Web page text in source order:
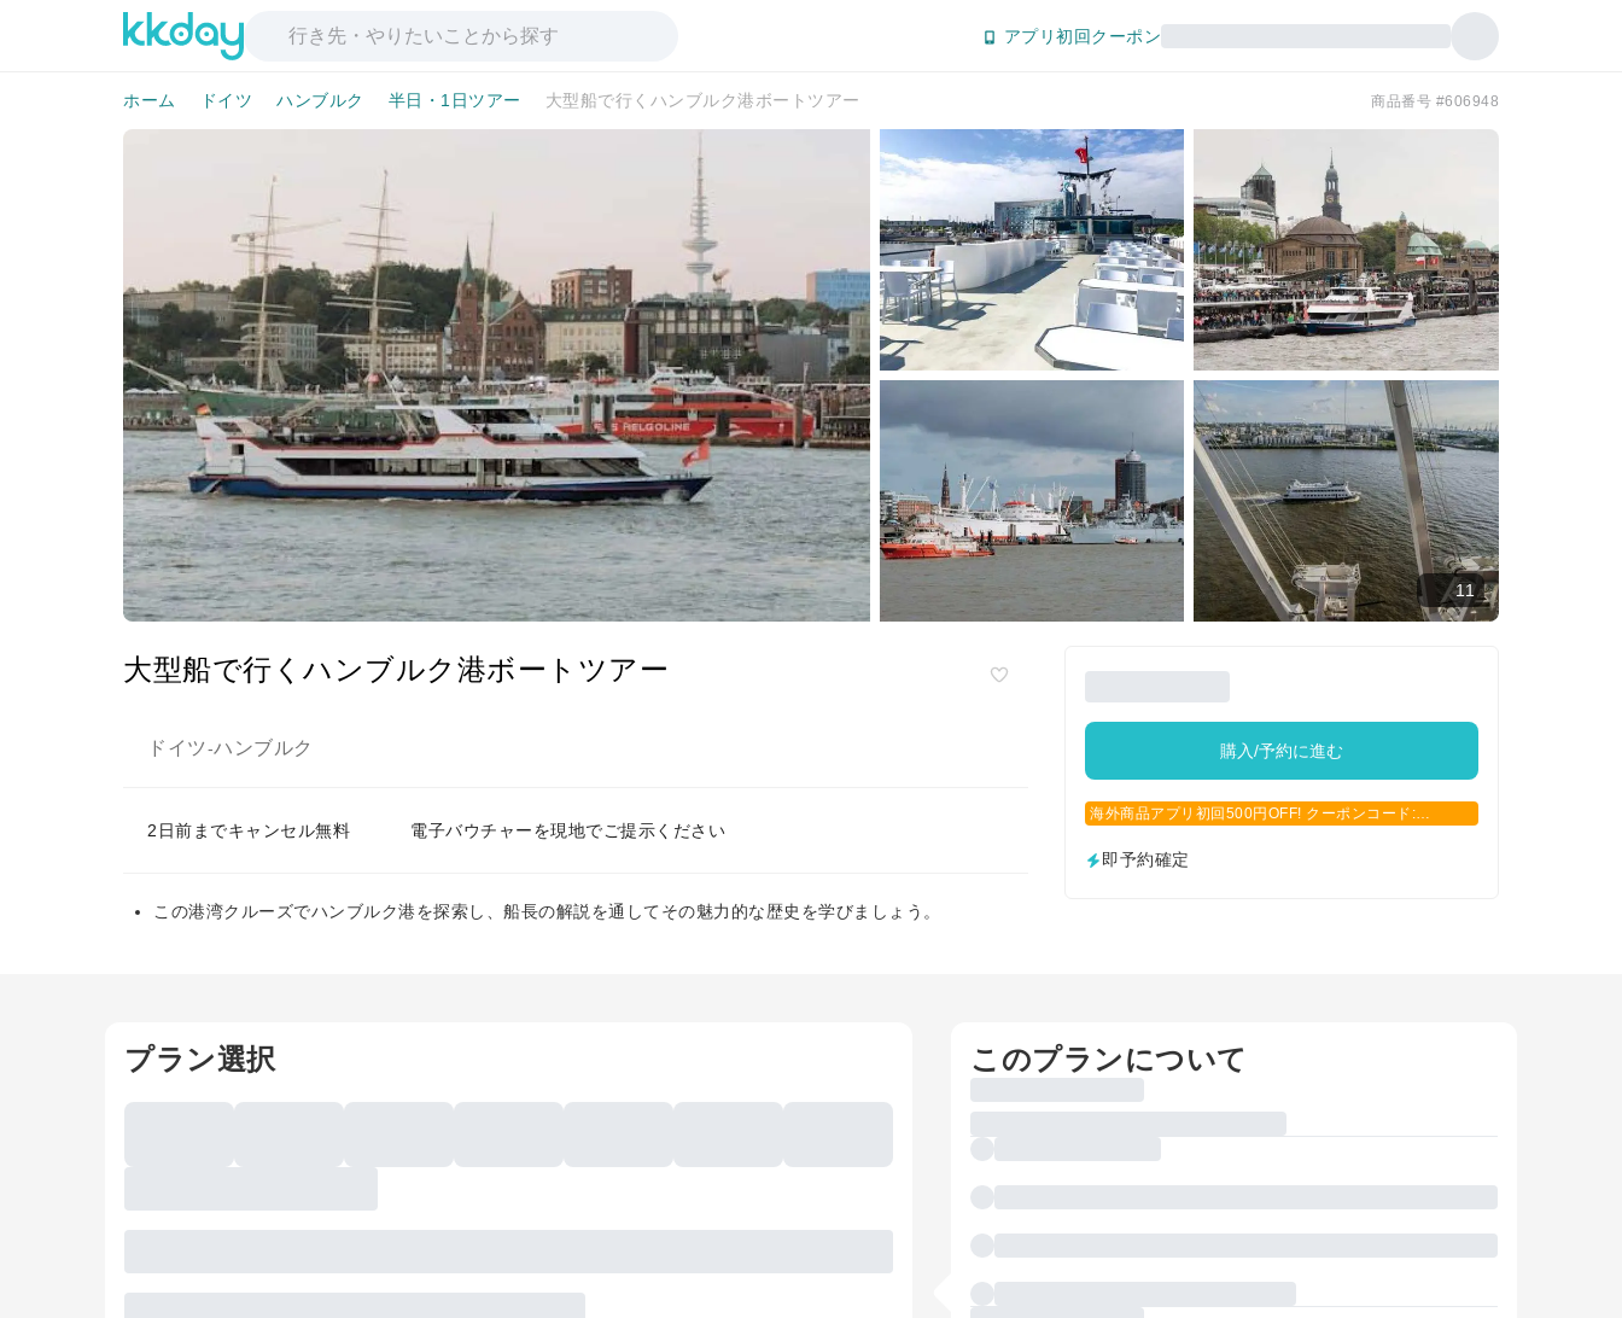
アプリ初回クーポン
ホーム ドイツ ハンブルク 半日・1日ツアー 大型船で行くハンブルク港ボートツアー 商品番号 #606948
11
大型船で行くハンブルク港ボートツアー
ドイツ-ハンブルク
2日前までキャンセル無料 電子バウチャーを現地でご提示ください
この港湾クルーズでハンブルク港を探索し、船長の解説を通してその魅力的な歴史を学びましょう。
購入/予約に進む
海外商品アプリ初回500円OFF! クーポンコード:
即予約確定
プラン選択 このプランについて